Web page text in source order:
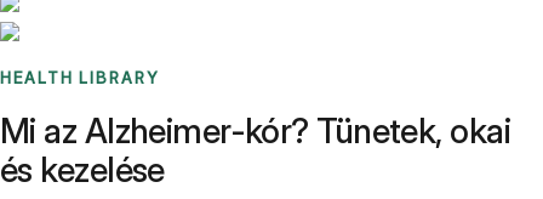
HEALTH LIBRARY
Mi az Alzheimer-kór? Tünetek, okai
és kezelése